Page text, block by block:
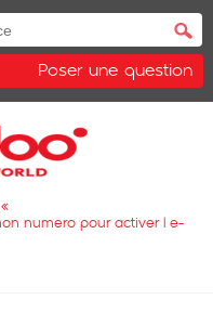
Poser une question
numero pour activer l e-